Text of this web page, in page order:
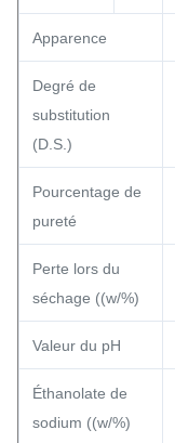
Apparence
Degré de
substitution
(D.S.)
Pourcentage de
pureté
Perte lors du
séchage ((w/%)
Valeur du pH
Éthanolate de
sodium ((w/%)